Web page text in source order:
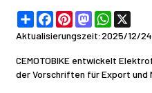
ShareFacebook
PinterestMastodonWhatsApp
Aktualisierungszeit:2025/12/24
CEMOTOBIKE entwickelt
der Vorschriften für Export